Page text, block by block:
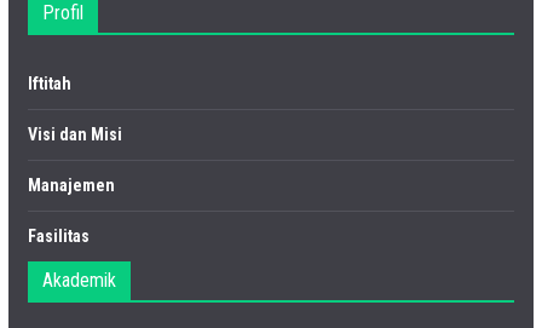
Profil
Iftitah
Visi dan Misi
Manajemen
Fasilitas
Akademik